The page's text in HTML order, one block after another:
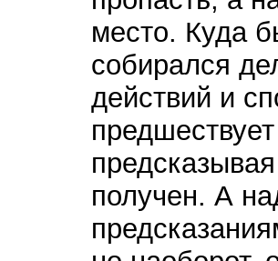
место. Куда
собирался
действий и
получен. А